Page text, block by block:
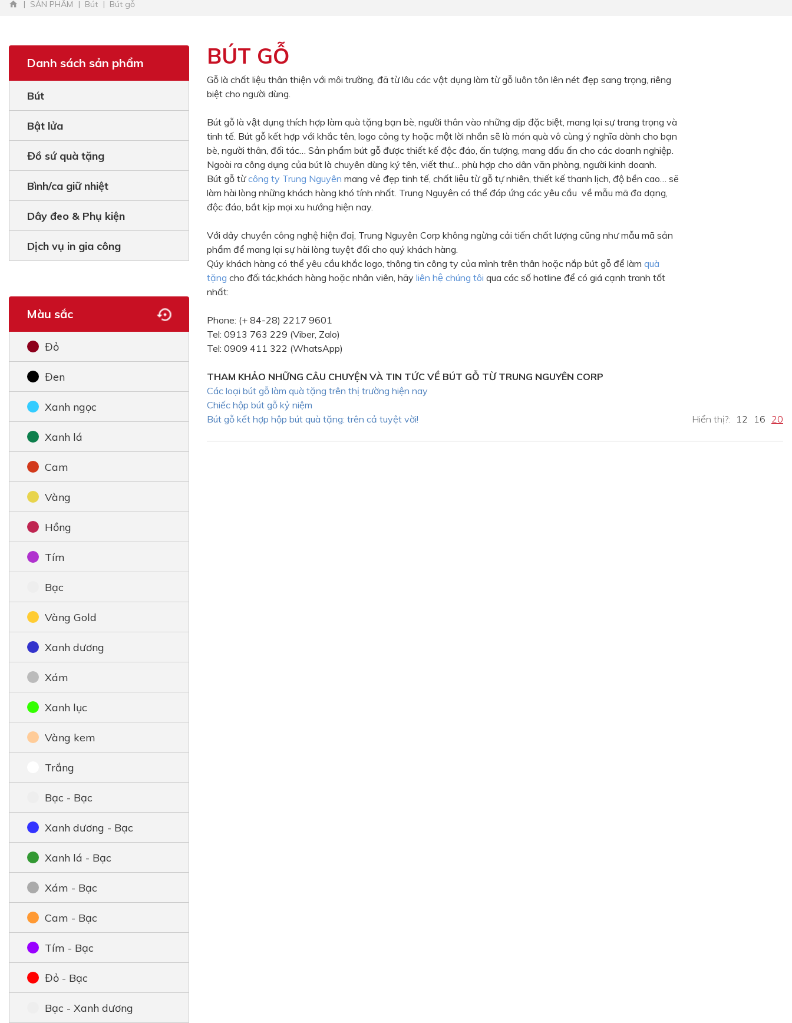
SẢN PHẨM Bút Bút gỗ
Danh sách sản phẩm
Bút
Bật lửa
Đồ sứ quà tặng
Bình/ca giữ nhiệt
Dây đeo & Phụ kiện
Dịch vụ in gia công
Màu sắc
Đỏ
Đen
Xanh ngọc
Xanh lá
Cam
Vàng
Hồng
Tím
Bạc
Vàng Gold
Xanh dương
Xám
Xanh lục
Vàng kem
Trắng
Bạc - Bạc
Xanh dương - Bạc
Xanh lá - Bạc
Xám - Bạc
Cam - Bạc
Tím - Bạc
Đỏ - Bạc
Bạc - Xanh dương
BÚT GỖ
Gỗ là chất liệu thân thiện với môi trường, đã từ lâu các vật dụng làm từ gỗ luôn tôn lên nét đẹp sang trọng, riêng
biệt cho người dùng.
Bút gỗ là vật dụng thích hợp làm quà tặng bạn bè, người thân vào những dịp đặc biệt, mang lại sự trang trọng và
tinh tế. Bút gỗ kết hợp với khắc tên, logo công ty hoặc một lời nhắn sẽ là món quà vô cùng ý nghĩa dành cho bạn
bè, người thân, đối tác… Sản phẩm bút gỗ được thiết kế độc đáo, ấn tượng, mang dấu ấn cho các doanh nghiệp.
Ngoài ra công dụng của bút là chuyên dùng ký tên, viết thư… phù hợp cho dân văn phòng, người kinh doanh.
Bút gỗ từcông ty Trung Nguyên mang vẻ đẹp tinh tế, chất liệu từ gỗ tự nhiên, thiết kế thanh lịch, độ bền cao… sẽ
làm hài lòng những khách hàng khó tính nhất. Trung Nguyên có thể đáp ứng các yêu cầu về mẫu mã đa dạng,
độc đáo, bắt kịp mọi xu hướng hiện nay.
Với dây chuyền công nghệ hiện đaị, Trung Nguyên Corp không ngừng cải tiến chất lượng cũng như mẫu mã sản
phẩm để mang lại sự hài lòng tuyệt đối cho quý khách hàng.
Qúy khách hàng có thể yêu cầu khắc logo, thông tin công ty của mình trên thân hoặc nắp bút gỗ để làm quà
tặng cho đối tác,khách hàng hoặc nhân viên, hãy liên hệ chúng tôi qua các số hotline để có giá cạnh tranh tốt
nhất:
Phone: (+ 84-28) 2217 9601
Tel: 0913 763 229 (Viber, Zalo)
Tel: 0909 411 322 (WhatsApp)
THAM KHẢO NHỮNG CÂU CHUYỆN VÀ TIN TỨC VỀ BÚT GỖ TỪ TRUNG NGUYÊN CORP
Các loại bút gỗ làm quà tặng trên thị trường hiện nay
Chiếc hộp bút gỗ kỷ niệm
Bút gỗ kết hợp hộp bút quà tặng: trên cả tuyệt vời!
Hiển thị?: 12 16 20